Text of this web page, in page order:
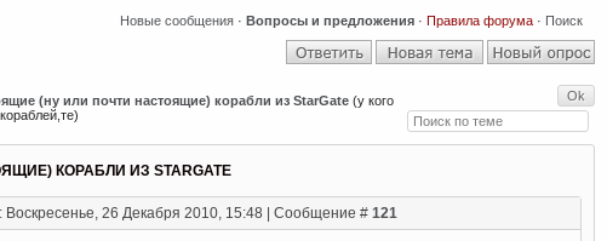
Новые сообщения · Вопросы и предложения · Правила форума · Поиск
(ну или почти настоящие) корабли из StarGate (у кого
КОРАБЛИ ИЗ STARGATE
Воскресенье, 26 Декабря 2010, 15:48 | Сообщение # 121